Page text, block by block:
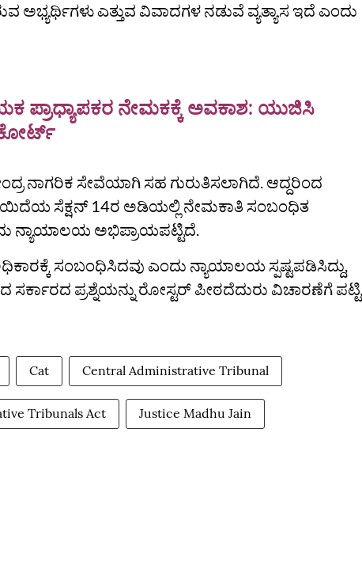
ಅಭ್ಯರ್ಥಿಗಳು ಎತ್ತುವ ವಿವಾದಗಳ ನಡುವೆ ವ್ಯತ್ಯಾಸ ಇದೆ ಎಂದು
ಪ್ರಾಧ್ಯಾಪಕರ ನೇಮಕಕ್ಕೆ ಅವಕಾಶ: ಯುಜಿಸಿ
ನಾಗರಿಕ ಸೇವೆಯಾಗಿ ಸಹ ಗುರುತಿಸಲಾಗಿದೆ. ಆದ್ದರಿಂದ
ಸೆಕ್ಷನ್ 14ರ ಅಡಿಯಲ್ಲಿ ನೇಮಕಾತಿ ಸಂಬಂಧಿತ
ನ್ಯಾಯಾಲಯ ಅಭಿಪ್ರಾಯಪಟ್ಟಿದೆ.
ಸಂಬಂಧಿಸಿದವು ಎಂದು ನ್ಯಾಯಾಲಯ ಸ್ಪಷ್ಟಪಡಿಸಿದ್ದು,
ಪ್ರಶ್ನೆಯನ್ನು ರೋಸ್ಟರ್ ಪೀಠದೆದುರು ವಿಚಾರಣೆಗೆ ಪಟ್ಟಿ
Cat Central Administrative Tribunal
Tribunals Act Justice Madhu Jain